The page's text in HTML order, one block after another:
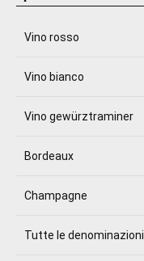
Vino rosso
Vino bianco
Vino gewürztraminer
Bordeaux
Champagne
Tutte le denominazioni